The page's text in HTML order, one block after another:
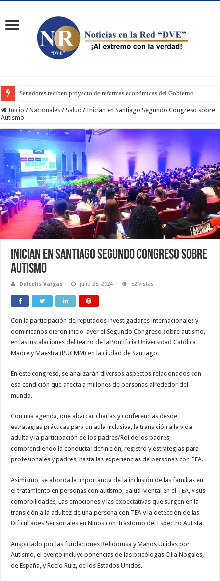
Senadores reciben proyecto de reformas económicas del Gobierno
Inicio / Nacionales / Salud / Inician en Santiago Segundo Congreso sobre
Autismo
Inician en Santiago Segundo Congreso sobre
Autismo
Dulcelis Vargas julio 25, 2024 52 Vistas
Con la participación de reputados investigadores internacionales y
dominicanos dieron inicio ayer el Segundo Congreso sobre autismo,
en las instalaciones del teatro de la Pontificia Universidad Católica
Madre y Maestra (PUCMM) en la ciudad de Santiago.
En este congreso, se analizarán diversos aspectos relacionados con
esa condición que afecta a millones de personas alrededor del
mundo.
Con una agenda, que abarcar charlas y conferencias desde
estrategias prácticas para un aula inclusiva, la transición a la vida
adulta y la participación de los padres/Rol de los padres,
comprendiendo la conducta: definición, registro y estrategias para
profesionales y padres, hasta las experiencias de personas con TEA.
Asimismo, se aborda la importancia de la inclusión de las familias en
el tratamiento en personas con autismo, Salud Mental en el TEA, y sus
comorbilidades, Las emociones y las expectativas que surgen en la
transición a la adultez de una persona con TEA y la detección de las
Dificultades Sensoriales en Niños con Trastorno del Espectro Autista.
Auspiciado por las fundaciones Refidomsa y Manos Unidas por
Autismo, el evento incluye ponencias de las psicólogas Cilia Nogales,
de España, y Rocío Ruiz, de los Estados Unidos.